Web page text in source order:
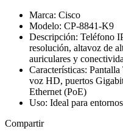
Marca: Cisco
Modelo: CP-8841-K9
Descripción: Teléfono
resolución, altavoz de
auriculares y
Características:
voz HD, puertos
Ethernet (PoE)
Uso: Ideal para
Compartir